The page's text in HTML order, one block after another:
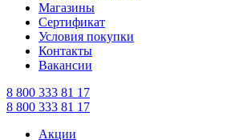
Магазины
Сертификат
Условия покупки
Контакты
Вакансии
8 800 333 81 17
8 800 333 81 17
Акции